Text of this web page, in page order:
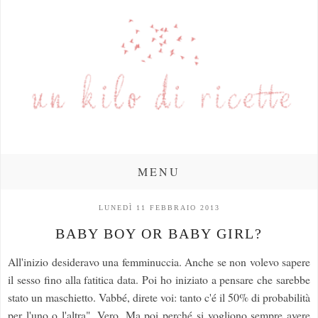
MENU
LUNEDÌ 11 FEBBRAIO 2013
BABY BOY OR BABY GIRL?
All'inizio desideravo una femminuccia. Anche se non volevo sapere
il sesso fino alla fatitica data. Poi ho iniziato a pensare che sarebbe
stato un maschietto. Vabbé, direte voi: tanto c'é il 50% di probabilità